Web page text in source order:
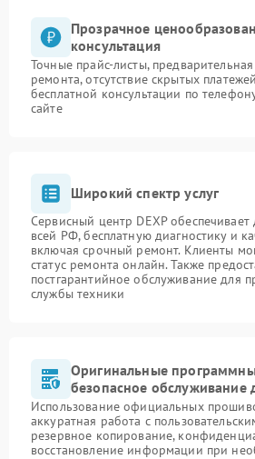
Прозрачное
консультация
Точные прайс-листы,
ремонта, отсутствие скрытых
бесплатной консультации по
сайте
Широкий спектр услуг
Сервисный центр DEXP обеспечивает
всей РФ, бесплатную диагностику и
включая срочный ремонт. Клиенты
статус ремонта онлайн. Также
постгарантийное обслуживание для
службы техники
Оригинальные
безопасное обслуживание
Использование официальных
аккуратная работа с
резервное копирование,
восстановление информации при